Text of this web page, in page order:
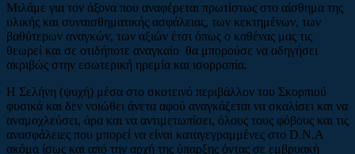
Μιλάμε για τον άξονα που αναφέρεται πρωτίστως στο αίσθημα της
υλικής και συναισθηματικής ασφάλειας, των κεκτημένων, των
βαθύτερων αναγκών, των αξιών έτσι όπως ο καθένας μας τις
θεωρεί και σε οτιδήποτε αναγκαίο θα μπορούσε να οδηγήσει
ακριβώς στην εσωτερική ηρεμία και ισορροπία.
Η Σελήνη (ψυχή) μέσα στο σκοτεινό περιβάλλον του Σκορπιού
φυσικά και δεν νοιώθει άνετα αφού αναγκάζεται να σκαλίσει και να
αναμοχλεύσει, άρα και να αντιμετωπίσει, όλους τους φόβους και τις
ανασφάλειες που μπορεί να είναι καταγεγραμμένες στο D.N.A
ακόμα ίσως και από την αρχή της ύπαρξης όντας σε εμβρυακή